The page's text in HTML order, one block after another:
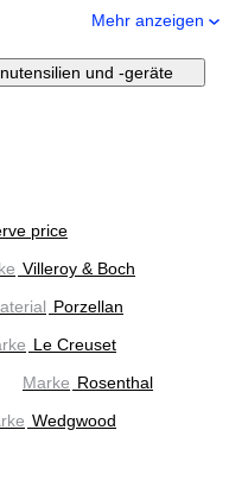
Mehr anzeigen
und -geräte
price
Villeroy & Boch
Porzellan
Le Creuset
Marke Rosenthal
Wedgwood